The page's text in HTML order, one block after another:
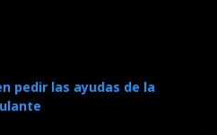
pedir las ayudas de la